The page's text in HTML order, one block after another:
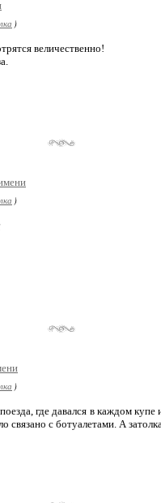
)
величественно!
)
)
где давался в каждом
связано с ботуалетами. А